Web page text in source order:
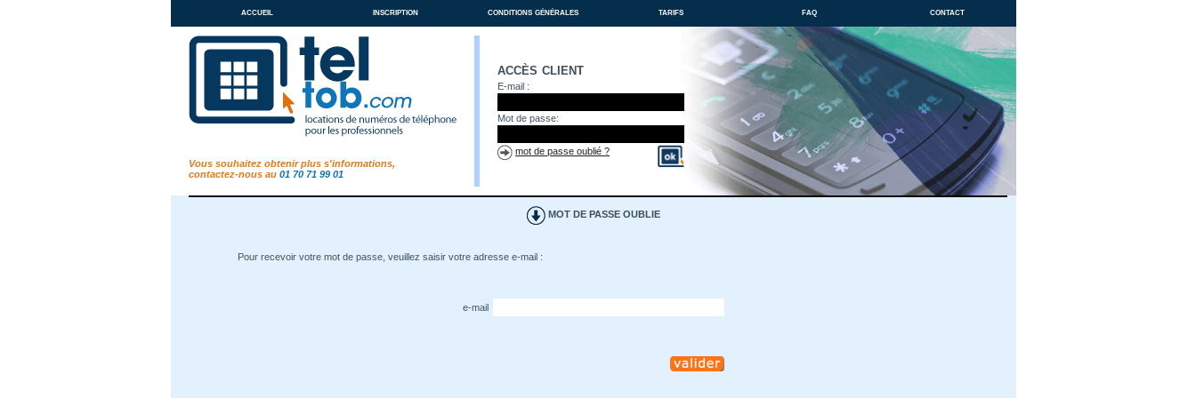
accueil inscription conditions générales tarifs faq contact
Vous souhaitez obtenir plus s'informations,
contactez-nous au 01 70 71 99 01
accès client
E-mail :
Mot de passe:
mot de passe oublié ?
MOT DE PASSE OUBLIE
Pour recevoir votre mot de passe, veuillez saisir votre adresse e-mail :
e-mail